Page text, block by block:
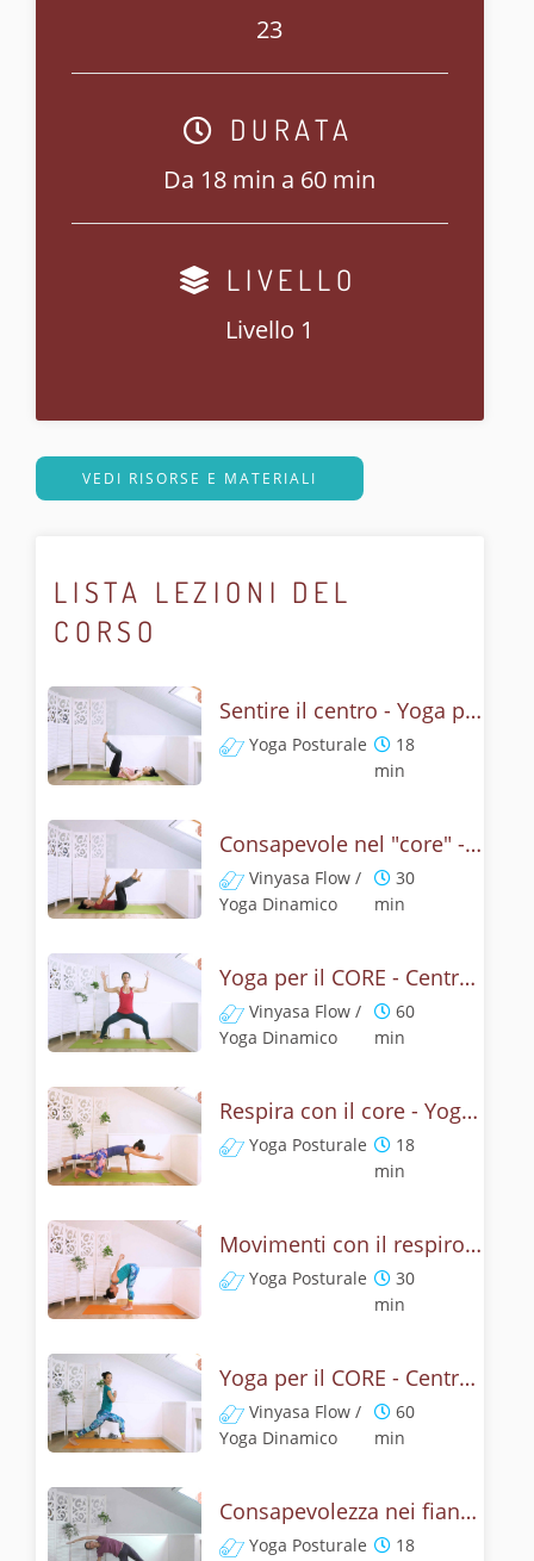
23
DURATA
Da 18 min a 60 min
LIVELLO
Livello 1
VEDI RISORSE E MATERIALI
LISTA LEZIONI DEL
CORSO
Sentire il centro - Yoga per il core
Yoga Posturale
18
min
Consapevole nel "core" - Yoga dinamico
Vinyasa Flow /
Yoga Dinamico
30
min
Yoga per il CORE - Centro forte e addome consapevole
Vinyasa Flow /
Yoga Dinamico
60
min
Respira con il core - Yoga addominali e respirazione
Yoga Posturale
18
min
Movimenti con il respiro - Yoga dinamico per il core
Yoga Posturale
30
min
Yoga per il CORE - Centro forte e addominali consapevoli
Vinyasa Flow /
Yoga Dinamico
60
min
Consapevolezza nei fianchi - Yoga
Yoga Posturale
18